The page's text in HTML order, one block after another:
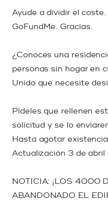
Ayude a dividir el
GoFundMe. Gracias.
¿Conoces una
personas sin hogar en
Unido que necesite
Pídeles que rellenen
solicitud y se lo
Hasta agotar
Actualización 3 de
NOTICIA: ¡LOS 4000
ABANDONADO EL